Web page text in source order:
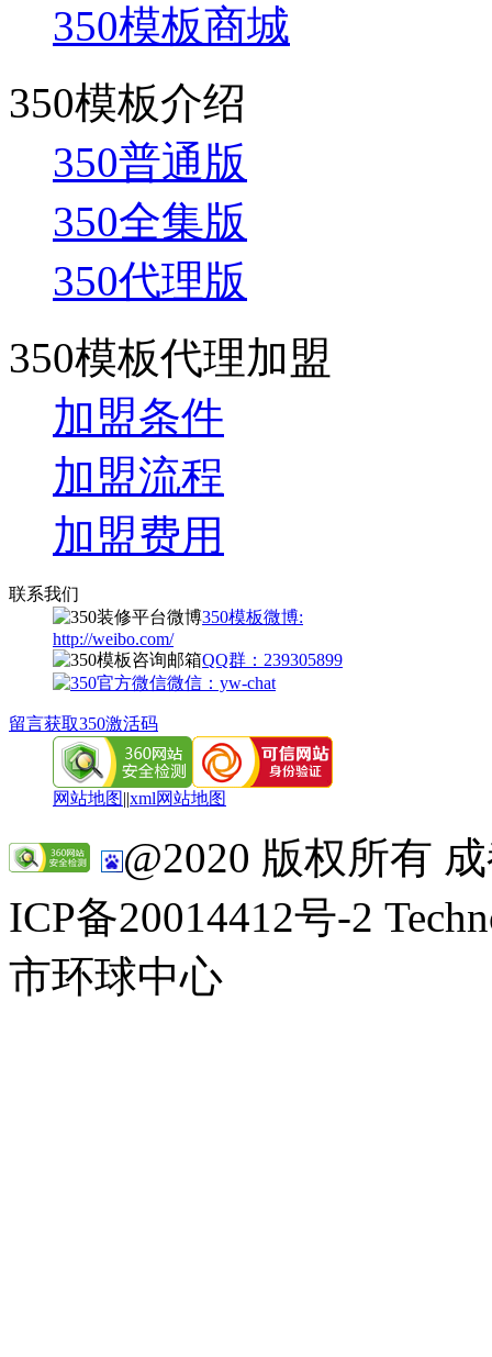
350模板商城
350模板介绍
350普通版
350全集版
350代理版
350模板代理加盟
加盟条件
加盟流程
加盟费用
联系我们
350模板微博:
http://weibo.com/
QQ群：239305899
微信：yw-chat
留言获取350激活码
网站地图||xml网站地图
@2020 版权所有
ICP备20014412号-2
市环球中心